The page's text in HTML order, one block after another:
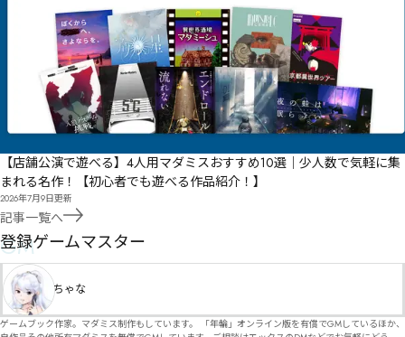
【店舗公演で遊べる】4人用マダミスおすすめ10選｜少人数で気軽に集
まれる名作！【初心者でも遊べる作品紹介！】
2026年7月9日更新
記事一覧へ
GM
登録ゲームマスター
ちゃな
ゲームブック作家。マダミス制作もしています。 「年輪」オンライン版を有償でGMしているほか、